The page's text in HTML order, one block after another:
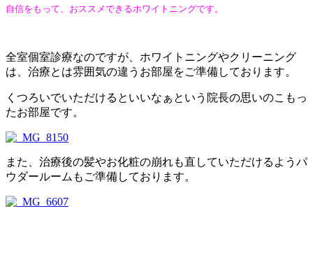
自信をもって、おススメできるホワイトニングです。
全室個室診療なのですが、ホワイトニングやクリーニング
は、治療とは雰囲気の違うお部屋をご準備しております。
くつろいでいただけるといいなぁという院長の思いのこもっ
たお部屋です。
また、治療後の髪やお化粧の崩れも直していただけるようパ
ウダールームもご準備しております。